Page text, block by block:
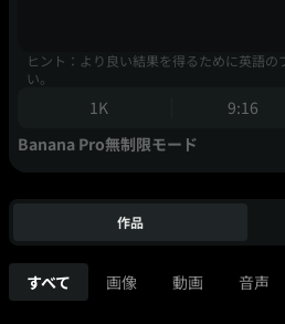
ヒント：より良い結果を得るために英語
い。
1K 9:16
Banana Pro無制限モード
作品
すべて 画像 動画 音声